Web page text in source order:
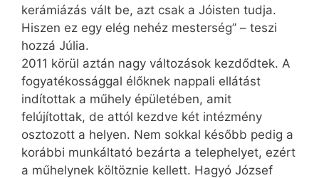
kerámiázás vált be, azt csak a Jóisten tudja.
Hiszen ez egy elég nehéz mesterség” – teszi
hozzá Júlia.
2011 körül aztán nagy változások kezdődtek. A
fogyatékossággal élőknek nappali ellátást
indítottak a műhely épületében, amit
felújítottak, de attól kezdve két intézmény
osztozott a helyen. Nem sokkal később pedig a
korábbi munkáltató bezárta a telephelyet, ezért
a műhelynek költöznie kellett. Hagyó József